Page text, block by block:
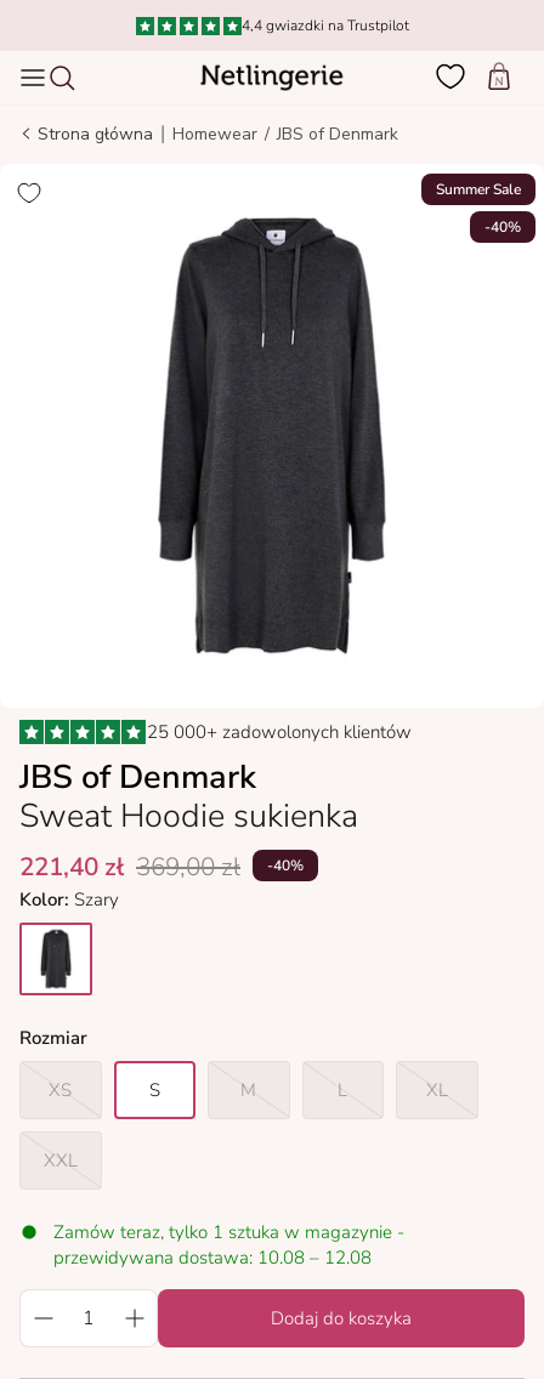
4,4 gwiazdki na Trustpilot
Wózek
Strona główna | Homewear / JBS of Denmark
Summer Sale
-40%
25 000+ zadowolonych klientów
JBS of Denmark
Sweat Hoodie sukienka
221,40 zł 369,00 zł -40%
Kolor: Szary
Rozmiar
XS S M L XL
XXL
Zamów teraz, tylko 1 sztuka w magazynie -
przewidywana dostawa: 10.08 – 12.08
Dodaj do koszyka